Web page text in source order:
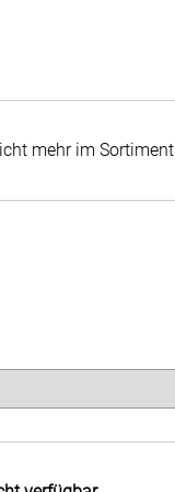
mehr im Sortiment